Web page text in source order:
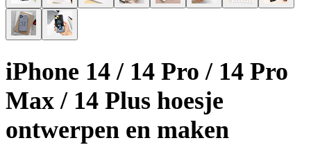
iPhone 14 / 14 Pro / 14 Pro
Max / 14 Plus hoesje
ontwerpen en maken